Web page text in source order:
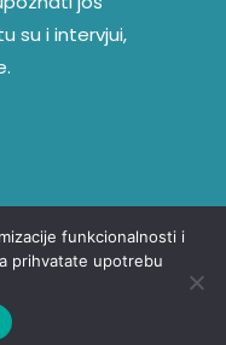
su i intervjui,
funkcionalnosti i
prihvatate upotrebu